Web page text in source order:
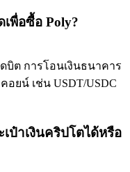
พื่อซื้อ Poly?
บิต การโอนเงินธนาคาร
อยน์ เช่น USDT/USDC
ป๋าเงินคริปโตได้หรือ